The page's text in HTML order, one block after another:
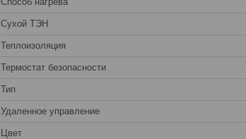
Сухой ТЭН
Теплоизоляция
Термостат безопасности
Тип
Удаленное управление
Цвет